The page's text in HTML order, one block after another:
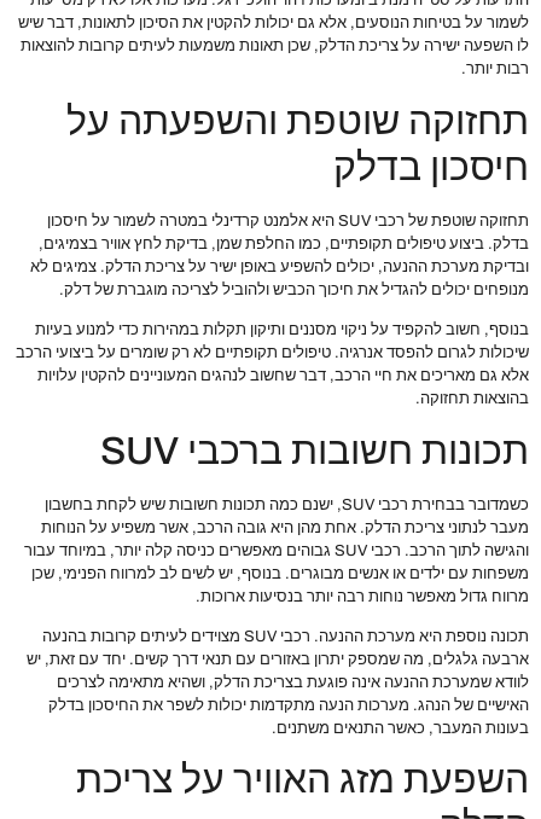
לשמור על בטיחות הנוסעים, אלא גם יכולות להקטין את הסיכון לתאונות, דבר שיש
לו השפעה ישירה על צריכת הדלק, שכן תאונות משמעות לעיתים קרובות להוצאות
רבות יותר.
תחזוקה שוטפת והשפעתה על
חיסכון בדלק
תחזוקה שוטפת של רכבי SUV היא אלמנט קרדינלי במטרה לשמור על חיסכון
בדלק. ביצוע טיפולים תקופתיים, כמו החלפת שמן, בדיקת לחץ אוויר בצמיגים,
ובדיקת מערכת ההנעה, יכולים להשפיע באופן ישיר על צריכת הדלק. צמיגים לא
מנופחים יכולים להגדיל את חיכוך הכביש ולהוביל לצריכה מוגברת של דלק.
בנוסף, חשוב להקפיד על ניקוי מסננים ותיקון תקלות במהירות כדי למנוע בעיות
שיכולות לגרום להפסד אנרגיה. טיפולים תקופתיים לא רק שומרים על ביצועי הרכב
אלא גם מאריכים את חיי הרכב, דבר שחשוב לנהגים המעוניינים להקטין עלויות
בהוצאות תחזוקה.
תכונות חשובות ברכבי SUV
כשמדובר בבחירת רכבי SUV, ישנם כמה תכונות חשובות שיש לקחת בחשבון
מעבר לנתוני צריכת הדלק. אחת מהן היא גובה הרכב, אשר משפיע על הנוחות
והגישה לתוך הרכב. רכבי SUV גבוהים מאפשרים כניסה קלה יותר, במיוחד עבור
משפחות עם ילדים או אנשים מבוגרים. בנוסף, יש לשים לב למרווח הפנימי, שכן
מרווח גדול מאפשר נוחות רבה יותר בנסיעות ארוכות.
תכונה נוספת היא מערכת ההנעה. רכבי SUV מצוידים לעיתים קרובות בהנעה
ארבעה גלגלים, מה שמספק יתרון באזורים עם תנאי דרך קשים. יחד עם זאת, יש
לוודא שמערכת ההנעה אינה פוגעת בצריכת הדלק, ושהיא מתאימה לצרכים
האישיים של הנהג. מערכות הנעה מתקדמות יכולות לשפר את החיסכון בדלק
בעונות המעבר, כאשר התנאים משתנים.
השפעת מזג האוויר על צריכת